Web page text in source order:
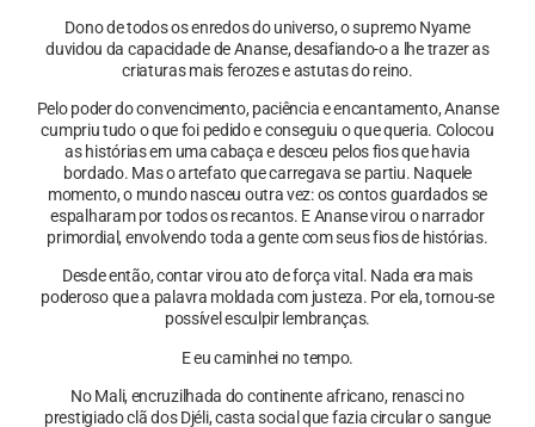
Dono de todos os enredos do universo, o supremo Nyame
duvidou da capacidade de Ananse, desafiando-o a lhe trazer as
criaturas mais ferozes e astutas do reino.
Pelo poder do convencimento, paciência e encantamento, Ananse
cumpriu tudo o que foi pedido e conseguiu o que queria. Colocou
as histórias em uma cabaça e desceu pelos fios que havia
bordado. Mas o artefato que carregava se partiu. Naquele
momento, o mundo nasceu outra vez: os contos guardados se
espalharam por todos os recantos. E Ananse virou o narrador
primordial, envolvendo toda a gente com seus fios de histórias.
Desde então, contar virou ato de força vital. Nada era mais
poderoso que a palavra moldada com justeza. Por ela, tornou-se
possível esculpir lembranças.
E eu caminhei no tempo.
No Mali, encruzilhada do continente africano, renasci no
prestigiado clã dos Djéli, casta social que fazia circular o sangue